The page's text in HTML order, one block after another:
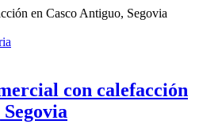
con calefacción